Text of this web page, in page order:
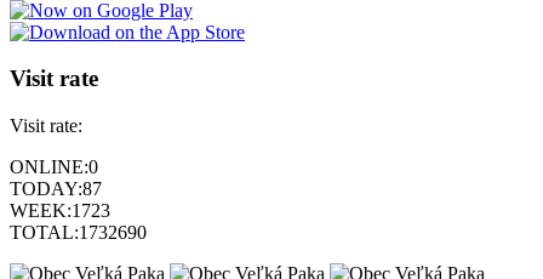
Visit rate
Visit rate:
ONLINE:0
TODAY:87
WEEK:1723
TOTAL:1732690